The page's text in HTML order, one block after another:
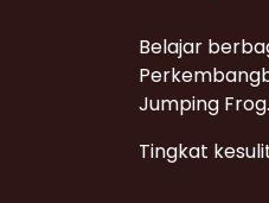
Belajar
Jumping Frog.
Tingkat